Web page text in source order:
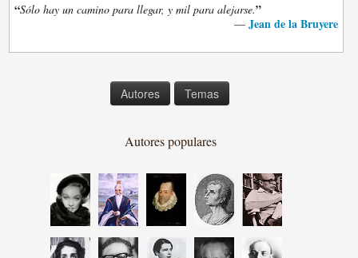
“Sólo hay un camino para llegar, y mil para alejarse.”
— Jean de la Bruyere
Autores Temas
Autores populares